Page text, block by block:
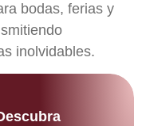
bodas, ferias y
inolvidables.